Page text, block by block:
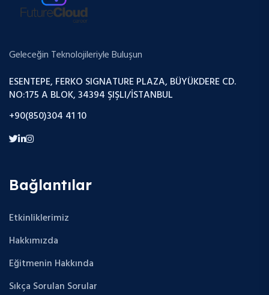
Geleceğin Teknolojileriyle Buluşun
ESENTEPE, FERKO SIGNATURE PLAZA, BÜYÜKDERE CD.
NO:175 A BLOK, 34394 ŞIŞLI/İSTANBUL
+90(850)304 41 10
Bağlantılar
Etkinliklerimiz
Hakkımızda
Eğitmenin Hakkında
Sıkça Sorulan Sorular